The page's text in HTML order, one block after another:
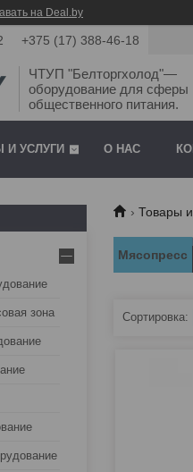
на Deal.by
+375 (17) 388-46-18
ЧТУП "Белторгхолод"—
оборудование для сферы
общественного питания.
И УСЛУГИ О НАС
Товары и
Мясопресс
зона